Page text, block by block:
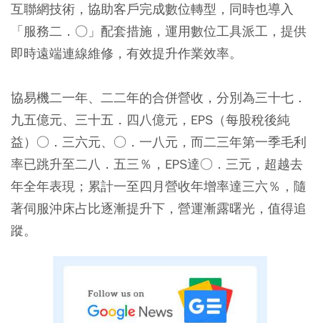
互聯網技術，協助客戶完成數位轉型，同時也導入
「服務二．○」配套措施，運用數位工具派工，提供
即時遠端連線維修，有效提升作業效率。
協易機二一年、二二年的合併營收，分別為三十七．
九五億元、三十五．四八億元，EPS（每股稅後純
益）○．三六元、○．一八元，而二三年第一季毛利
率已跳升至二八．五三％，EPS達○．三元，超越去
年全年表現；累計一至四月營收年增率達三六％，隨
著伺服沖床占比逐漸提升下，營運漸露曙光，值得追
蹤。